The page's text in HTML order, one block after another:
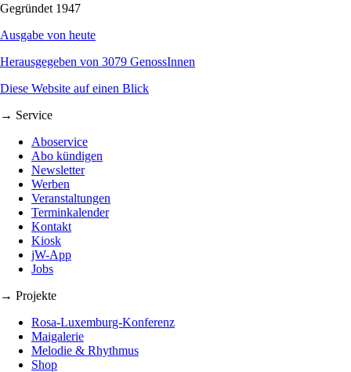
Gegründet 1947
Ausgabe von heute
Herausgegeben von 3079 GenossInnen
Diese Website auf einen Blick
→ Service
Aboservice
Abo kündigen
Newsletter
Werben
Veranstaltungen
Terminkalender
Kontakt
Kiosk
jW-App
Jobs
→ Projekte
Rosa-Luxemburg-Konferenz
Maigalerie
Melodie & Rhythmus
Shop